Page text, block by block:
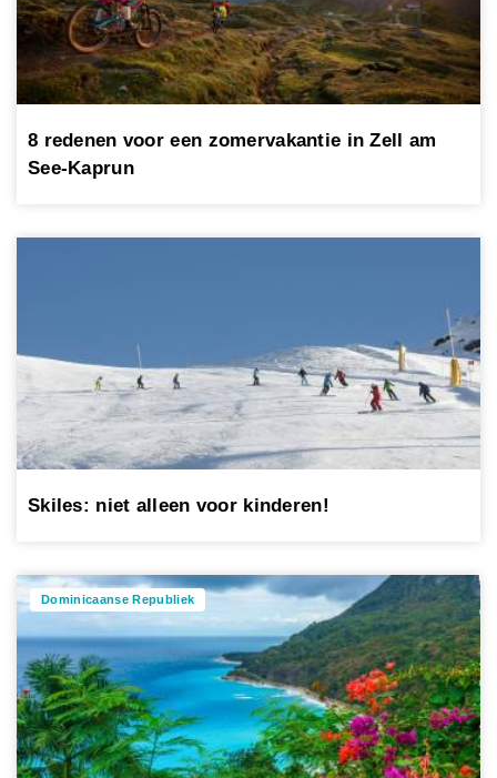
8 redenen voor een zomervakantie in Zell am
See-Kaprun
Skiles: niet alleen voor kinderen!
Dominicaanse Republiek